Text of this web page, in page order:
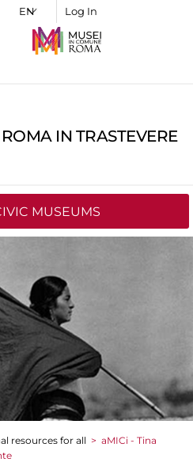
Log In
IN TRASTEVERE
MUSEUMS
resources for all > aMICi - Tina